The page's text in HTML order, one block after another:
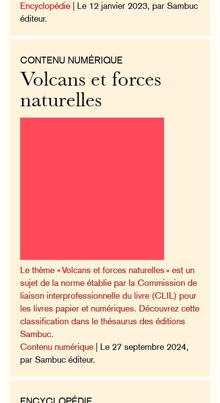
Encyclopédie | Le 12 janvier 2023, par Sambuc
éditeur.
CONTENU NUMÉRIQUE
Volcans et forces
naturelles
Le thème « Volcans et forces naturelles » est un
sujet de la norme établie par la Commission de
liaison interprofessionnelle du livre (CLIL) pour
les livres papier et numériques. Découvrez cette
classification dans le thésaurus des éditions
Sambuc.
Contenu numérique | Le 27 septembre 2024,
par Sambuc éditeur.